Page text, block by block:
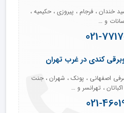
خندان ، فرجام ، پیروزی ، حکیمیه ،
و …
021-
کندی در غرب تهران
اصفهانی ، پونک ، شهران ، جنت
، تهرانسر و …
021-